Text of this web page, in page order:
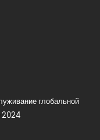
глобальной
2024